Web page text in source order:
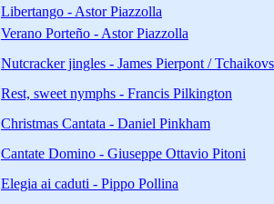
Libertango - Astor Piazzolla
Verano Porteño - Astor Piazzolla
Nutcracker jingles - James Pierpont /
Rest, sweet nymphs - Francis Pilkington
Christmas Cantata - Daniel Pinkham
Cantate Domino - Giuseppe Ottavio Pitoni
Elegia ai caduti - Pippo Pollina